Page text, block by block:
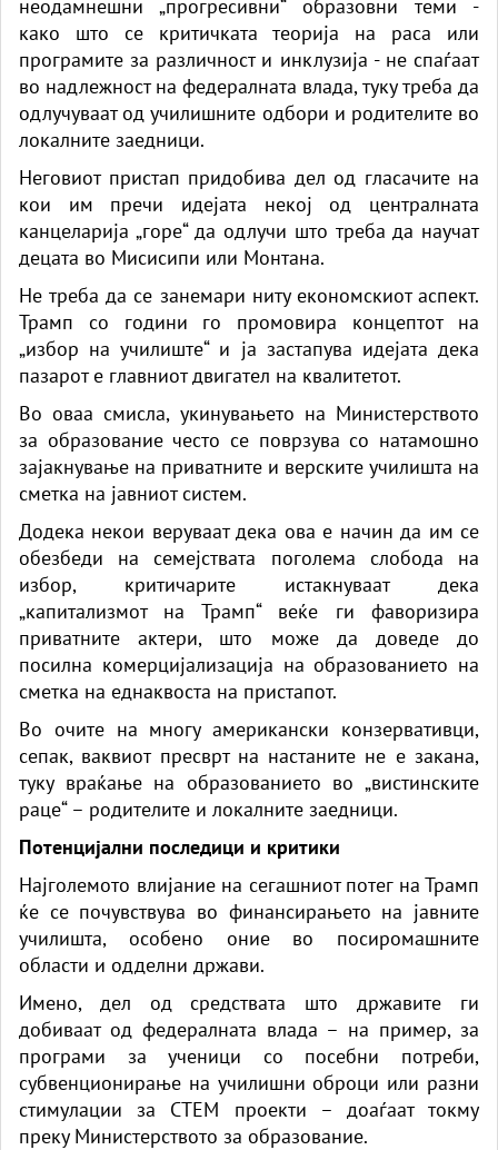
неодамнешни „прогресивни“ образовни теми -
како што се критичката теорија на раса или
програмите за различност и инклузија - не спаѓаат
во надлежност на федералната влада, туку треба да
одлучуваат од училишните одбори и родителите во
локалните заедници.
Неговиот пристап придобива дел од гласачите на
кои им пречи идејата некој од централната
канцеларија „горе“ да одлучи што треба да научат
децата во Мисисипи или Монтана.
Не треба да се занемари ниту економскиот аспект.
Трамп со години го промовира концептот на
„избор на училиште“ и ја застапува идејата дека
пазарот е главниот двигател на квалитетот.
Во оваа смисла, укинувањето на Министерството
за образование често се поврзува со натамошно
зајакнување на приватните и верските училишта на
сметка на јавниот систем.
Додека некои веруваат дека ова е начин да им се
обезбеди на семејствата поголема слобода на
избор, критичарите истакнуваат дека
„капитализмот на Трамп“ веќе ги фаворизира
приватните актери, што може да доведе до
посилна комерцијализација на образованието на
сметка на еднаквоста на пристапот.
Во очите на многу американски конзервативци,
сепак, ваквиот пресврт на настаните не е закана,
туку враќање на образованието во „вистинските
раце“ – родителите и локалните заедници.
Потенцијални последици и критики
Најголемото влијание на сегашниот потег на Трамп
ќе се почувствува во финансирањето на јавните
училишта, особено оние во посиромашните
области и одделни држави.
Имено, дел од средствата што државите ги
добиваат од федералната влада – на пример, за
програми за ученици со посебни потреби,
субвенционирање на училишни оброци или разни
стимулации за СТЕМ проекти – доаѓаат токму
преку Министерството за образование.